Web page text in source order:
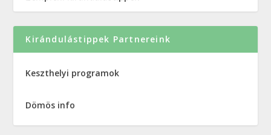
Kirándulástippek Partnereink
Keszthelyi programok
Dömös info